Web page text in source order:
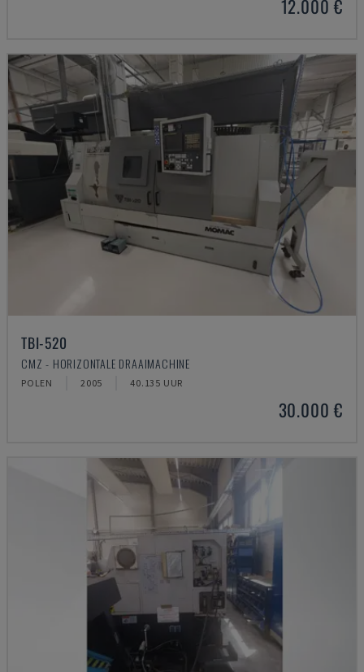
12.000 €
TBI-520
CMZ - HORIZONTALE DRAAIMACHINE
POLEN 2005 40.135 UUR
30.000 €